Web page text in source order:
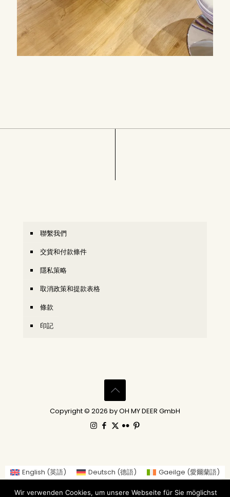
聯繫我們
交貨和付款條件
隱私策略
取消政策和提款表格
條款
印記
Copyright © 2026 by OH MY DEER GmbH
English (英語) Deutsch (德語) Gaeilge (愛爾蘭語)
Wir verwenden Cookies, um unsere Webseite für Sie möglichst